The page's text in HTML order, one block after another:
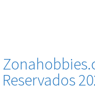
Reservados